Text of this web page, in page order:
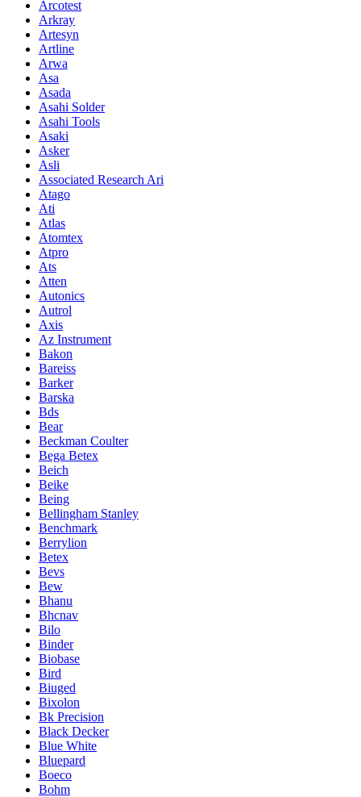
Arcotest
Arkray
Artesyn
Artline
Arwa
Asa
Asada
Asahi Solder
Asahi Tools
Asaki
Asker
Asli
Associated Research Ari
Atago
Ati
Atlas
Atomtex
Atpro
Ats
Atten
Autonics
Autrol
Axis
Az Instrument
Bakon
Bareiss
Barker
Barska
Bds
Bear
Beckman Coulter
Bega Betex
Beich
Beike
Being
Bellingham Stanley
Benchmark
Berrylion
Betex
Bevs
Bew
Bhanu
Bhcnav
Bilo
Binder
Biobase
Bird
Biuged
Bixolon
Bk Precision
Black Decker
Blue White
Bluepard
Boeco
Bohm